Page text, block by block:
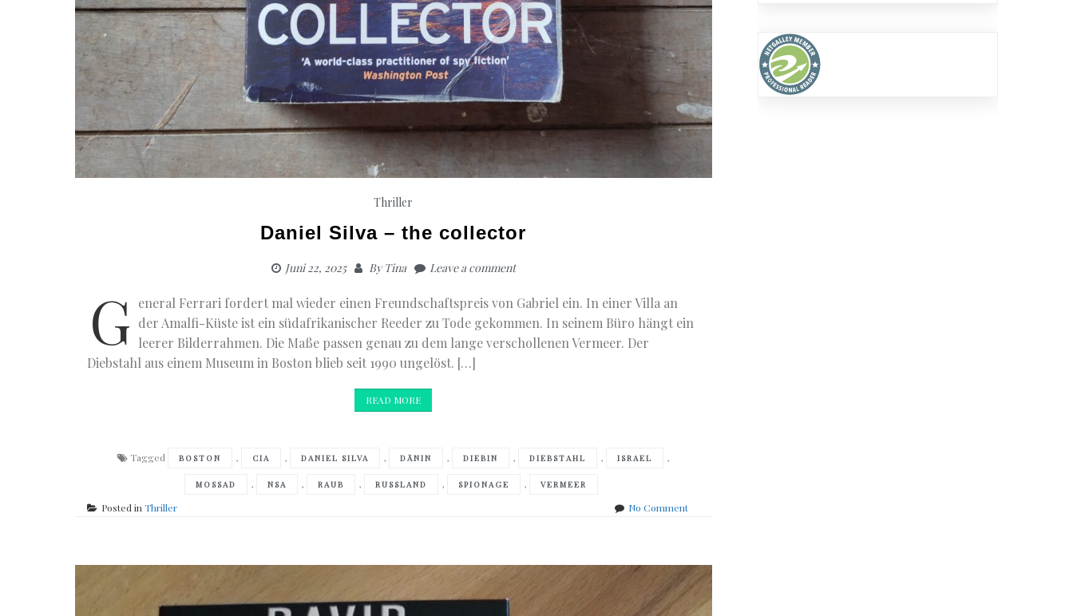
Thriller
Daniel Silva – the collector
Juni 22, 2025 ByTina Leave a comment
G eneral Ferrari fordert mal wieder einen Freundschaftspreis von Gabriel ein. In einer Villa an
der Amalfi-Küste ist ein südafrikanischer Reeder zu Tode gekommen. In seinem Büro hängt ein
leerer Bilderrahmen. Die Maße passen genau zu dem lange verschollenen Vermeer. Der
Diebstahl aus einem Museum in Boston blieb seit 1990 ungelöst. […]
READ MORE
Tagged BOSTON , CIA , DANIEL SILVA , DÄNIN , DIEBIN , DIEBSTAHL , ISRAEL ,
MOSSAD , NSA , RAUB , RUSSLAND , SPIONAGE , VERMEER
Posted inThriller No Commenton
the
collector